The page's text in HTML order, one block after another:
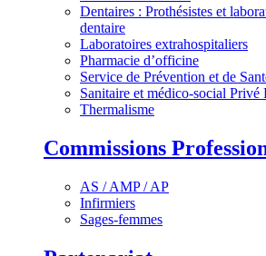
Dentaires : Prothésistes et
dentaire
Laboratoires extrahospitaliers
Pharmacie d’officine
Service de Prévention et de
Sanitaire et médico-social Privé
Thermalisme
Commissions
AS / AMP / AP
Infirmiers
Sages-femmes